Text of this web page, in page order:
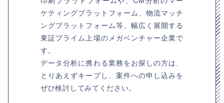
ケティングプラットフォーム、物流マッチ
ングプラットフォーム等、幅広く展開する
東証プライム上場のメガベンチャー企業で
す。
データ分析に携わる業務をお探しの方は、
とりあえずキープし、案件への申し込みを
ぜひ検討してみてください。